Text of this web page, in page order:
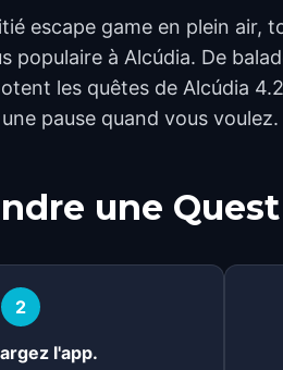
escape game en plein air,
à Alcúdia. De
les quêtes de Alcúdia
pause quand vous voulez.
une Quest
2
l'app.